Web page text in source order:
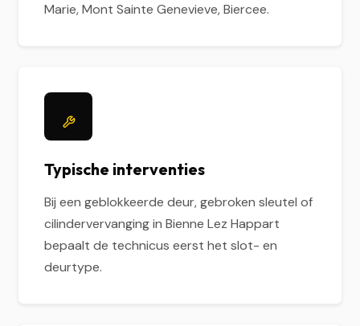
Marie, Mont Sainte Genevieve, Biercee.
Typische interventies
Bij een geblokkeerde deur, gebroken sleutel of
cilindervervanging in Bienne Lez Happart
bepaalt de technicus eerst het slot- en
deurtype.